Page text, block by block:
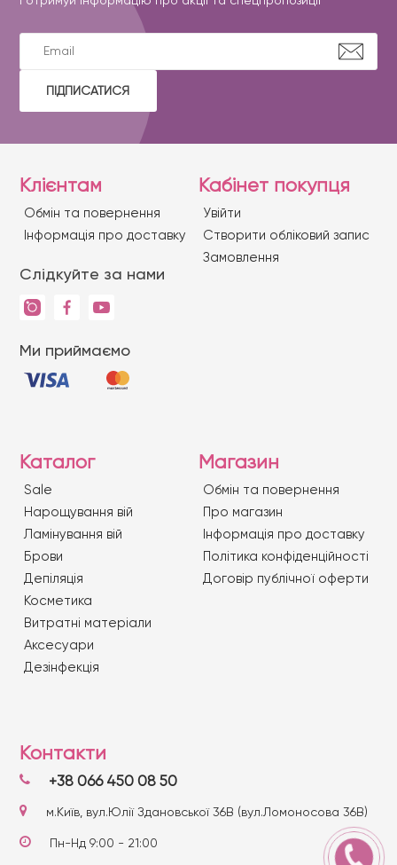
ПІДПИСАТИСЯ
Клієнтам
Обмін та повернення
Iнформація про доставку
Слідкуйте за нами
Ми приймаємо
Кабінет покупця
Увійти
Створити обліковий запис
Замовлення
Каталог
Sale
Нарощування вій
Ламінування вій
Брови
Депіляція
Косметика
Витратні матеріали
Аксесуари
Дезінфекція
Магазин
Обмін та повернення
Про магазин
Iнформація про доставку
Політика конфіденційності
Договір публічної оферти
Контакти
+38 066 450 08 50
м.Київ, вул.Юлії Здановської 36В (вул.Ломоносова 36В)
Пн-Нд 9:00 - 21:00